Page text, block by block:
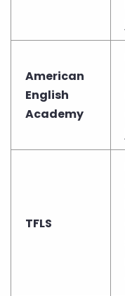
American
English
Academy
TFLS